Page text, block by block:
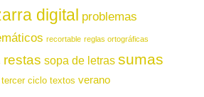
digital problemas
recortable reglas ortográficas
restas sopa de letras sumas
tercer ciclo textos verano